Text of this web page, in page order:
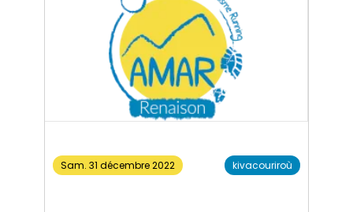
Sam. 31 décembre 2022 kivacouriroù